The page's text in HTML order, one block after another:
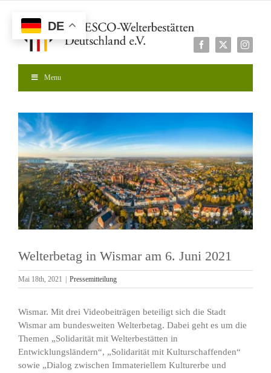
springen
Facebook
X
Menu
Zeige
grösseres
Bild
Welterbetag in Wismar am 6. Juni 2021
Mai 18th, 2021 Pressemitteilung
Wismar. Mit drei Videobeiträgen beteiligt sich die Stadt
Wismar am bundesweiten Welterbetag. Dabei geht es um die
Themen „Solidarität mit Welterbestätten in
Entwicklungsländern“, „Solidarität mit Kulturschaffenden“
sowie „Dialog zwischen Immateriellem Kulturerbe und
DE